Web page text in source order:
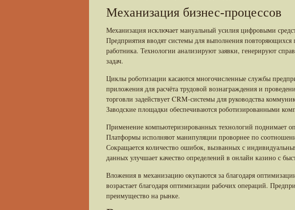
Механизация бизнес-процессов
Механизация исключает мануальный усилия цифровыми
Предприятия вводят системы для выполнения повторяющихся
работника. Технологии анализируют заявки, генерируют
задач.
Циклы роботизации касаются многочисленные службы
приложения для расчёта трудовой вознаграждения и
торговли задействует CRM-системы для руководства
Заводские площадки обеспечиваются роботизированными
Применение компьютеризированных технологий поднимает
Платформы исполняют манипуляции проворнее по
Сокращается количество ошибок, вызванных с
данных улучшает качество определений в онлайн казино с
Вложения в механизацию окупаются за благодаря
возрастает благодаря оптимизации рабочих операций.
преимущество на рынке.